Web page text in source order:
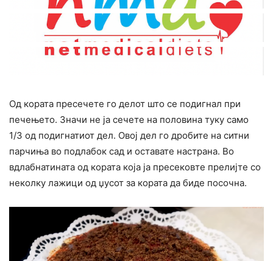
Од кората пресечете го делот што се подигнал при
печењето. Значи не ја сечете на половина туку само
1/3 од подигнатиот дел. Овој дел го дробите на ситни
парчиња во подлабок сад и оставате настрана. Во
вдлабнатината од кората која ја пресековте прелијте со
неколку лажици од џусот за кората да биде посочна.